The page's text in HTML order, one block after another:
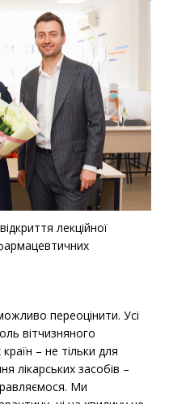
лекційної
переоцінити. Усі
вітчизняного
– не тільки для
лікарських засобів –
Ми